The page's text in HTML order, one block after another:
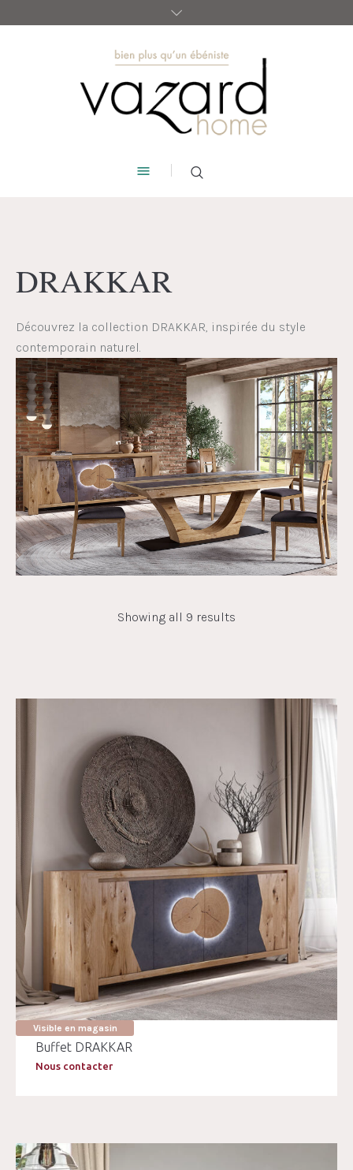
DRAKKAR
Découvrez la collection DRAKKAR, inspirée du style
contemporain naturel.
Showing all 9 results
Visible en magasin
Buffet DRAKKAR
Nous contacter